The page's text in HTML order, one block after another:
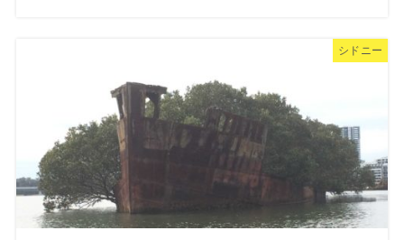
シドニー